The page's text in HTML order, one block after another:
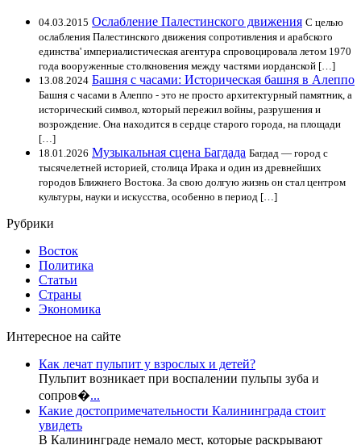
04.03.2015 Ослабление Палестинского движения С целью
ослабления Палестинского движения сопротивления и арабского
единства' империалистическая агентура спровоцировала летом 1970
года вооруженные столкновения между частями иорданской […]
13.08.2024 Башня с часами: Историческая башня в Алеппо
Башня с часами в Алеппо - это не просто архитектурный памятник, а
исторический символ, который пережил войны, разрушения и
возрождение. Она находится в сердце старого города, на площади
[…]
18.01.2026 Музыкальная сцена Багдада Багдад — город с
тысячелетней историей, столица Ирака и один из древнейших
городов Ближнего Востока. За свою долгую жизнь он стал центром
культуры, науки и искусства, особенно в период […]
Рубрики
Восток
Политика
Статьи
Страны
Экономика
Интересное на сайте
Как лечат пульпит у взрослых и детей?
Пульпит возникает при воспалении пульпы зуба и
сопров�...
Какие достопримечательности Калининграда стоит
увидеть
В Калининграде немало мест, которые раскрывают